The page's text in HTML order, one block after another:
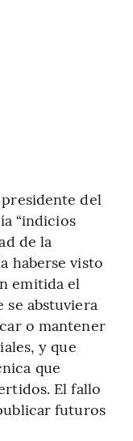
del
“indicios
de la
haberse visto
emitida el
se abstuviera
o mantener
y que
que
El fallo
futuros